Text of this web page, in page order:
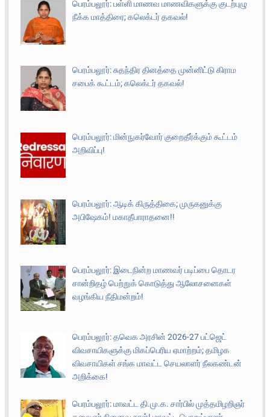
பெரம்பலூர்: பள்ளி மாணவ மாணவிகளுக்கு குடற்புழு
நீக்க மாத்திரை; கலெக்டர் தகவல்!
பெரம்பலூர்: சுதந்திர தினத்தை முன்னிட்டு கிராம
சபைக் கூட்டம்; கலெக்டர் தகவல்!
பெரம்பலூர்: மின்நுகர்வோர் குறைதீர்க்கும் கூட்டம்
அறிவிப்பு!
பெரம்பலூர்: ஆடிக் கிருத்திகை; முருகனுக்கு
அபிஷேகம்! மகாதீபாராதனை!!
பெரம்பலூர்: இடைநின்ற மாணவர் படிப்பை தொடர
சான்றிதழ் பெற்றுக் கொடுத்து ஆலோசனைகள்
வழங்கிய நீதிமன்றம்!
பெரம்பலூர்: தவெக அரசின் 2026-27 பட்ஜெட்
விவசாயிகளுக்கு மிகப்பெரிய ஏமாற்றம்; தமிழக
விவசாயிகள் சங்க மாவட்ட செயலாளர் நீலகண்டன்
அறிக்கை!
பெரம்பலூர்: மாவட்ட தி.மு.க. சார்பில் முத்தமிழறிஞர்